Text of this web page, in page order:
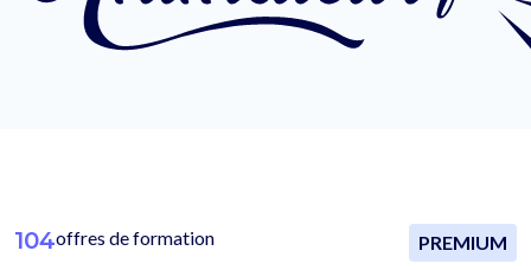
104offres de formation PREMIUM